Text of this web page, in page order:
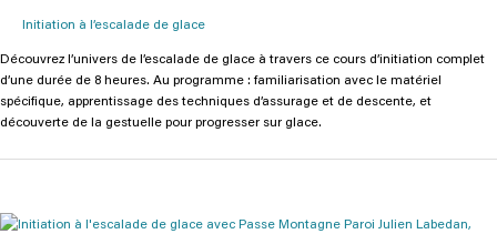
Initiation à l’escalade de glace
Découvrez l’univers de l’escalade de glace à travers ce cours d’initiation complet
d’une durée de 8 heures. Au programme : familiarisation avec le matériel
spécifique, apprentissage des techniques d’assurage et de descente, et
découverte de la gestuelle pour progresser sur glace.